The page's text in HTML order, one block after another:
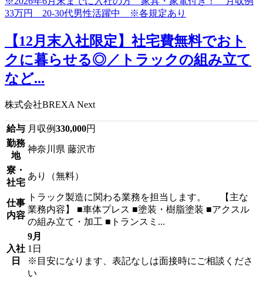
【12月末入社限定】社宅費無料でおト
クに暮らせる◎／トラックの組み立て
など...
株式会社BREXA Next
給与 月収例330,000円
勤務
地
神奈川県 藤沢市
寮・
社宅
あり（無料）
仕事
内容
トラック製造に関わる業務を担当します。 【主な
業務内容】 ■車体プレス ■塗装・樹脂塗装 ■アクスル
の組み立て・加工 ■トランスミ...
入社
日
9月
1日
※目安になります、表記なしは面接時にご相談くださ
い